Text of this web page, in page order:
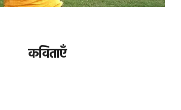
कविताएँ